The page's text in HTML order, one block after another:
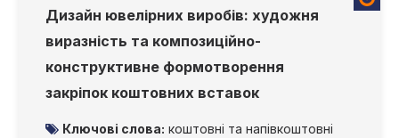
Дизайн ювелірних виробів: художня
виразність та композиційно-
конструктивне формотворення
закріпок коштовних вставок
Ключові слова: коштовні та напівкоштовні